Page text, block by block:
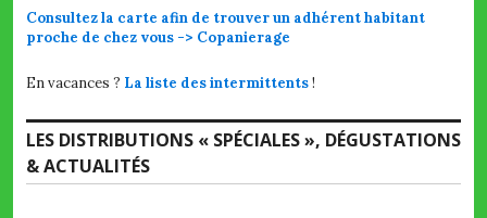
Consultez la carte afin de trouver un adhérent habitant
proche de chez vous -> Copanierage
En vacances ? La liste des intermittents!
LES DISTRIBUTIONS « SPÉCIALES », DÉGUSTATIONS
& ACTUALITÉS